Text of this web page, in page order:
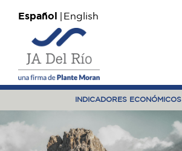
Español English
INDICADORES ECONÓMICOS